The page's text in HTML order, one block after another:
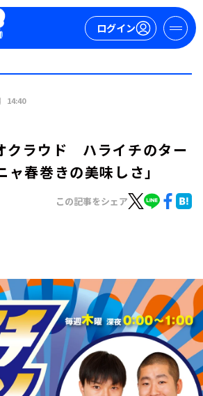
ログイン
ズ
14:40
クラウド ハライチのター
ャ春巻きの美味しさ」
この記事をシェア